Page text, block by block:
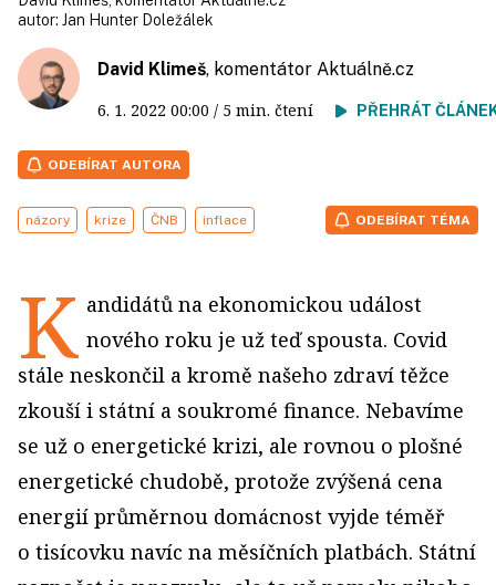
autor: Jan Hunter Doležálek
David Klimeš, komentátor Aktuálně.cz
6. 1. 2022 00:00 / 5 min. čtení PŘEHRÁT
ODEBÍRAT AUTORA
názory krize ČNB inflace ODEBÍRAT TÉMA
K andidátů na ekonomickou událost
nového roku je už teď spousta. Covid
stále neskončil a kromě našeho zdraví těžce
zkouší i státní a soukromé finance. Nebavíme
se už o energetické krizi, ale rovnou o plošné
energetické chudobě, protože zvýšená cena
energií průměrnou domácnost vyjde téměř
o tisícovku navíc na měsíčních platbách. Státní